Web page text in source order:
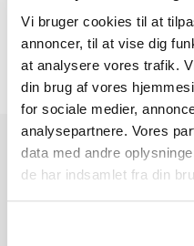
Vi bruger cookies til at
annoncer, til at vise dig
at analysere vores trafik.
din brug af vores
for sociale medier,
analysepartnere. Vores
data med andre
de har indsamlet fra din
INFORMATION
PRODUKTGRUPPER
Industri Emballage